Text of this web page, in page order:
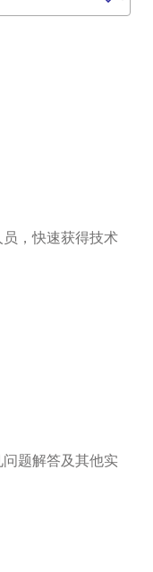
，快速获得技术
题解答及其他实